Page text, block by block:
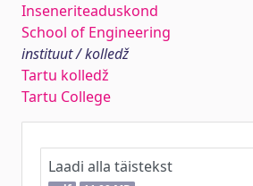
Inseneriteaduskond
School of Engineering
instituut / kolledž
Tartu kolledž
Tartu College
Laadi alla täistekst